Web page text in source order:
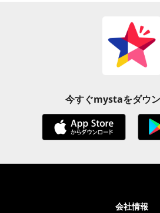
今すぐmystaをダウン
会社情報